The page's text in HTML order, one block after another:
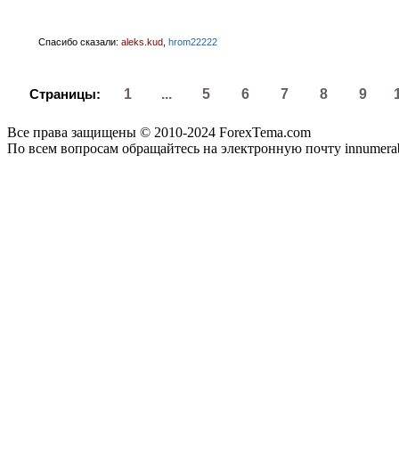
Спасибо сказали: aleks.kud hrom22222
Страницы: 1 ... 5 6 7 8 9
Все права защищены © 2010-2024 ForexTema.com
По всем вопросам обращайтесь на электронную почту